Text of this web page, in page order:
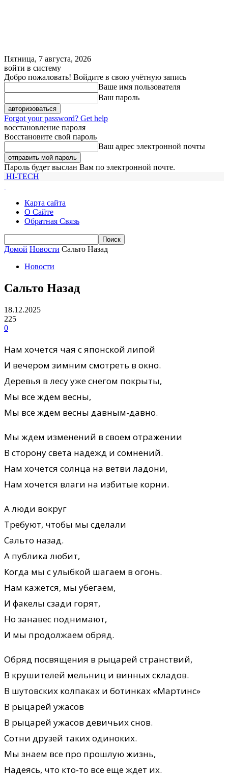
Пятница, 7 августа, 2026
войти в систему
Добро пожаловать! Войдите в свою учётную запись
Ваше имя пользователя
Ваш пароль
Forgot your password? Get help
восстановление пароля
Восстановите свой пароль
Ваш адрес электронной почты
Пароль будет выслан Вам по электронной почте.
HI-TECH
Карта сайта
О Сайте
Обратная Связь
Домой Новости Сальто Назад
Новости
Сальто Назад
18.12.2025
225
0
Нам хочется чая с японской липой
И вечером зимним смотреть в окно.
Деревья в лесу уже снегом покрыты,
Мы все ждем весны,
Мы все ждем весны давным-давно.
Мы ждем изменений в своем отражении
В сторону света надежд и сомнений.
Нам хочется солнца на ветви ладони,
Нам хочется влаги на избитые корни.
А люди вокруг
Требуют, чтобы мы сделали
Сальто назад.
А публика любит,
Когда мы с улыбкой шагаем в огонь.
Нам кажется, мы убегаем,
И факелы сзади горят,
Но занавес поднимают,
И мы продолжаем обряд.
Обряд посвящения в рыцарей странствий,
В крушителей мельниц и винных складов.
В шутовских колпаках и ботинках «Мартинс»
В рыцарей ужасов
В рыцарей ужасов девичьих снов.
Сотни друзей таких одиноких.
Мы знаем все про прошлую жизнь,
Надеясь, что кто-то все еще ждет их.